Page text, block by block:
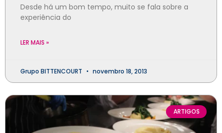
Desde há um bom tempo, muito se fala sobre a
experiência do
LER MAIS »
Grupo BITTENCOURT novembro 18, 2013
ARTIGOS